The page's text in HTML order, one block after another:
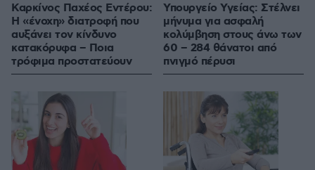
Καρκίνος Παχέος Εντέρου:
Η «ένοχη» διατροφή που
αυξάνει τον κίνδυνο
κατακόρυφα – Ποια
τρόφιμα προστατεύουν
Υπουργείο Υγείας: Στέλνει
μήνυμα για ασφαλή
κολύμβηση στους άνω των
60 – 284 θάνατοι από
πνιγμό πέρυσι